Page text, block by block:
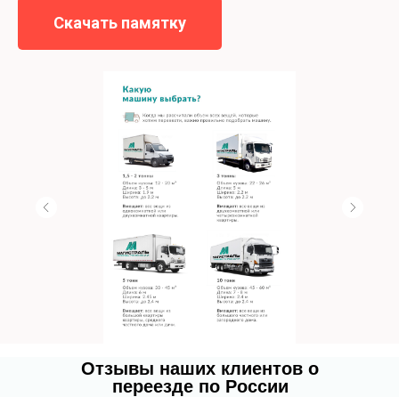
Скачать памятку
Отзывы наших клиентов о
переезде по России